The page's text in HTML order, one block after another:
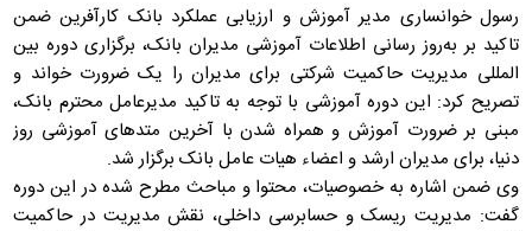
رسول خوانساری مدیر آموزش و ارزیابی عملکرد بانک کارآفرین ضمن
تاکید بر به‌روز رسانی اطلاعات آموزشی مدیران بانک، برگزاری دوره بین
المللی مدیریت حاکمیت شرکتی برای مدیران را یک ضرورت خواند و
تصریح کرد: این دوره آموزشی با توجه به تاکید مدیرعامل محترم بانک،
مبنی بر ضرورت آموزش و همراه شدن با آخرین متدهای آموزشی روز
دنیا، برای مدیران ارشد و اعضاء هیات عامل بانک برگزار شد.
وی ضمن اشاره به خصوصیات، محتوا و مباحث مطرح شده در این دوره
گفت: مدیریت ریسک و حسابرسی داخلی، نقش مدیریت در حاکمیت